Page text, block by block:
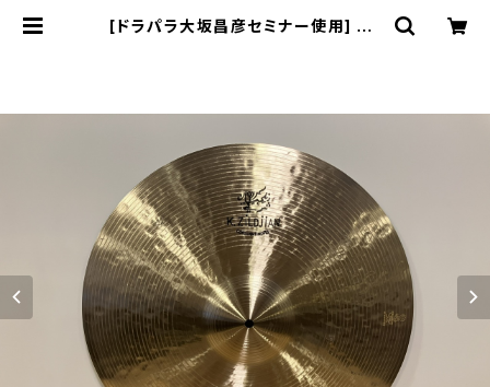
[ドラパラ大坂昌彦セミナー使用] Zil